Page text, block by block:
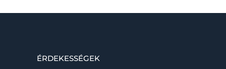
ÉRDEKESSÉGEK